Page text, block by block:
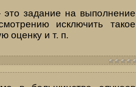
задание на выполнение
исключить такое
оценку и т. п.